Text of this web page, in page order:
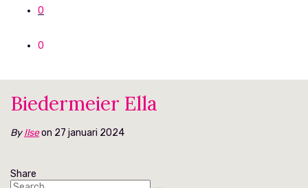
0
0
Biedermeier Ella
ByIlseon 27 januari 2024
Share